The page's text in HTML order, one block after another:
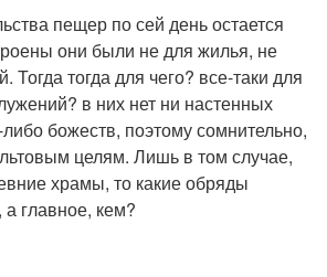
пещер по сей день остается
они были не для жилья, не
Тогда тогда для чего? все-таки для
в них нет ни настенных
божеств, поэтому сомнительно,
целям. Лишь в том случае,
храмы, то какие обряды
главное, кем?